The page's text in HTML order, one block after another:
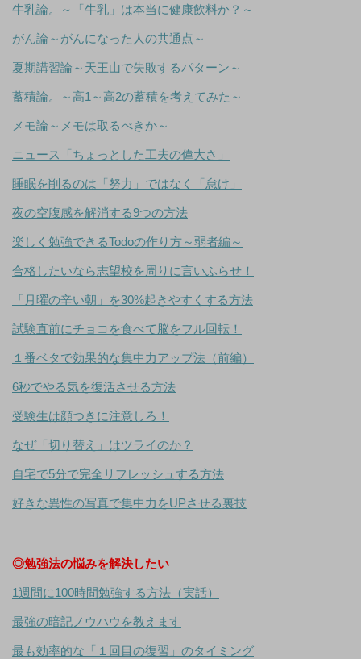
牛乳論。～「牛乳」は本当に健康飲料か？～
がん論～がんになった人の共通点～
夏期講習論～天王山で失敗するパターン～
蓄積論。～高1～高2の蓄積を考えてみた～
メモ論～メモは取るべきか～
ニュース「ちょっとした工夫の偉大さ」
睡眠を削るのは「努力」ではなく「怠け」
夜の空腹感を解消する9つの方法
楽しく勉強できるTodoの作り方～弱者編～
合格したいなら志望校を周りに言いふらせ！
「月曜の辛い朝」を30%起きやすくする方法
試験直前にチョコを食べて脳をフル回転！
１番ベタで効果的な集中力アップ法（前編）
6秒でやる気を復活させる方法
受験生は顔つきに注意しろ！
なぜ「切り替え」はツライのか？
自宅で5分で完全リフレッシュする方法
好きな異性の写真で集中力をUPさせる裏技
◎勉強法の悩みを解決したい
1週間に100時間勉強する方法（実話）
最強の暗記ノウハウを教えます
最も効率的な「１回目の復習」のタイミング